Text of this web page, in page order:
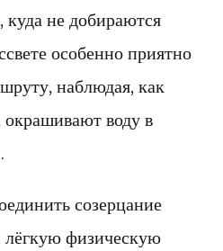
куда не добираются
особенно приятно
наблюдая, как
воду в
созерцание
лёгкую физическую